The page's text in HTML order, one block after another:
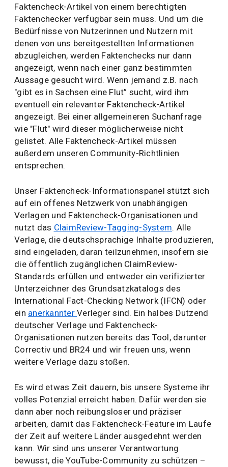
Faktencheck-Artikel von einem berechtigten
Faktenchecker verfügbar sein muss. Und um die
Bedürfnisse von Nutzerinnen und Nutzern mit
denen von uns bereitgestellten Informationen
abzugleichen, werden Faktenchecks nur dann
angezeigt, wenn nach einer ganz bestimmten
Aussage gesucht wird. Wenn jemand z.B. nach
"gibt es in Sachsen eine Flut” sucht, wird ihm
eventuell ein relevanter Faktencheck-Artikel
angezeigt. Bei einer allgemeineren Suchanfrage
wie "Flut" wird dieser möglicherweise nicht
gelistet. Alle Faktencheck-Artikel müssen
außerdem unseren Community-Richtlinien
entsprechen.
Unser Faktencheck-Informationspanel stützt sich
auf ein offenes Netzwerk von unabhängigen
Verlagen und Faktencheck-Organisationen und
nutzt das ClaimReview-Tagging-System. Alle
Verlage, die deutschsprachige Inhalte produzieren,
sind eingeladen, daran teilzunehmen, insofern sie
die öffentlich zugänglichen ClaimReview-
Standards erfüllen und entweder ein verifizierter
Unterzeichner des Grundsatzkatalogs des
International Fact-Checking Network (IFCN) oder
ein anerkannter Verleger sind. Ein halbes Dutzend
deutscher Verlage und Faktencheck-
Organisationen nutzen bereits das Tool, darunter
Correctiv und BR24 und wir freuen uns, wenn
weitere Verlage dazu stoßen.
Es wird etwas Zeit dauern, bis unsere Systeme ihr
volles Potenzial erreicht haben. Dafür werden sie
dann aber noch reibungsloser und präziser
arbeiten, damit das Faktencheck-Feature im Laufe
der Zeit auf weitere Länder ausgedehnt werden
kann. Wir sind uns unserer Verantwortung
bewusst, die YouTube-Community zu schützen –